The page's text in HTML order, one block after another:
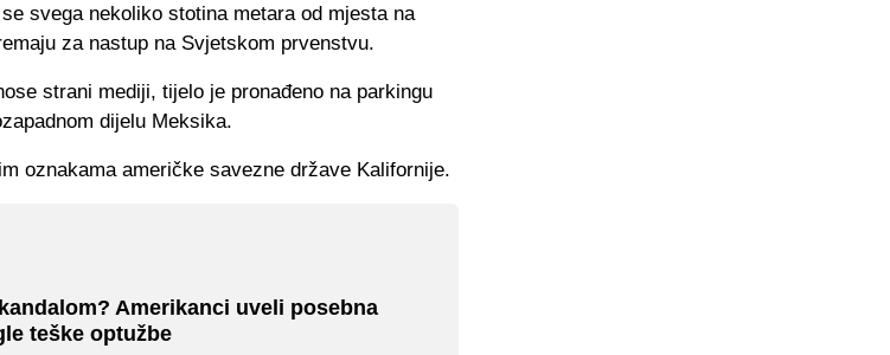
svega nekoliko stotina metara od mjesta na
za nastup na Svjetskom prvenstvu.
strani mediji, tijelo je pronađeno na parkingu
dijelu Meksika.
oznakama američke savezne države Kalifornije.
Amerikanci uveli posebna
teške optužbe